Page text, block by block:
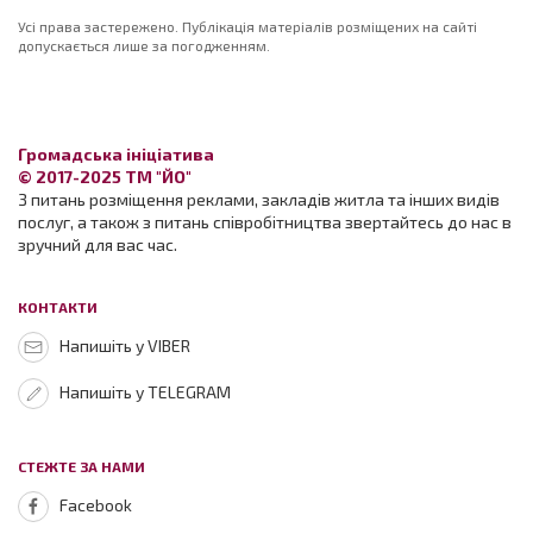
Усі права застережено. Публікація матеріалів розміщених на сайті
допускається лише за погодженням.
Громадська ініціатива
© 2017-2025 ТМ "ЙО"
З питань розміщення реклами, закладів житла та інших видів
послуг, а також з питань співробітництва звертайтесь до нас в
зручний для вас час.
КОНТАКТИ
Напишіть у VIBER
Напишіть у TELEGRAM
СТЕЖТЕ ЗА НАМИ
Facebook